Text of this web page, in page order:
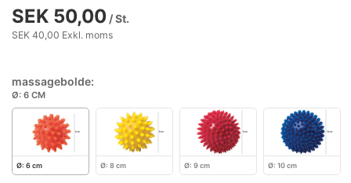
SEK 50,00 / St.
SEK 40,00 Exkl. moms
massagebolde:
Ø: 6 CM
Ø: 6 cm Ø: 8 cm Ø: 9 cm Ø: 10 cm